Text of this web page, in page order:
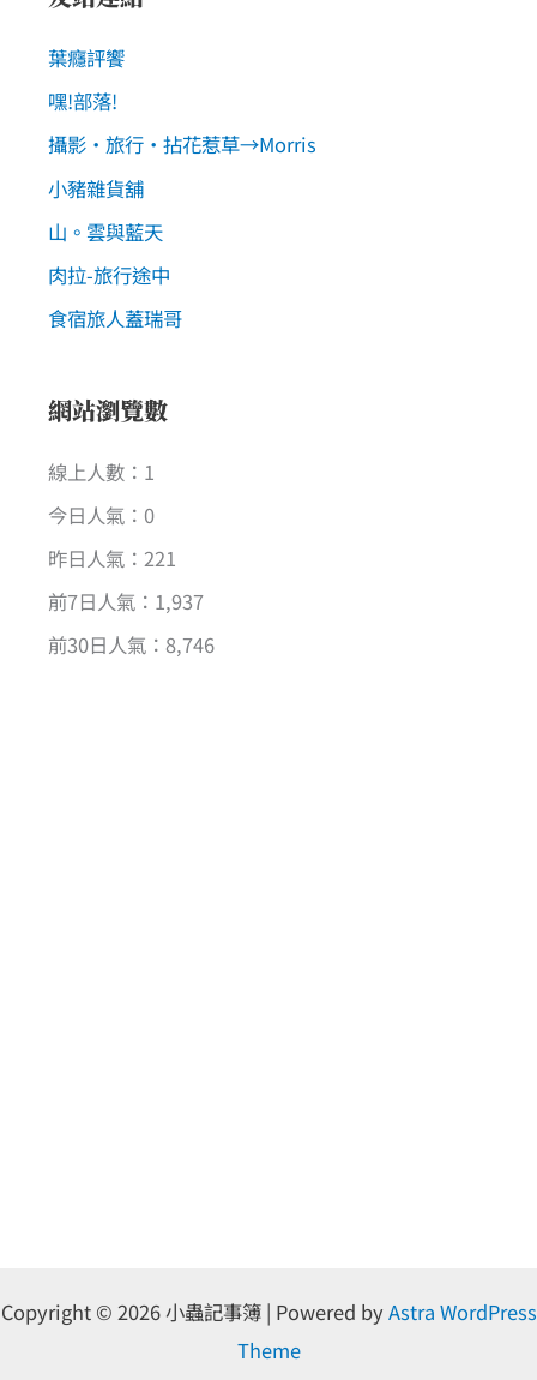
葉癮評饗
嘿!部落!
攝影‧旅行‧拈花惹草→Morris
小豬雜貨舖
山。雲與藍天
肉拉-旅行途中
食宿旅人蓋瑞哥
網站瀏覽數
線上人數：1
今日人氣：0
昨日人氣：221
前7日人氣：1,937
前30日人氣：8,746
Copyright © 2026 小蟲記事簿 | Powered byAstra WordPress
Theme